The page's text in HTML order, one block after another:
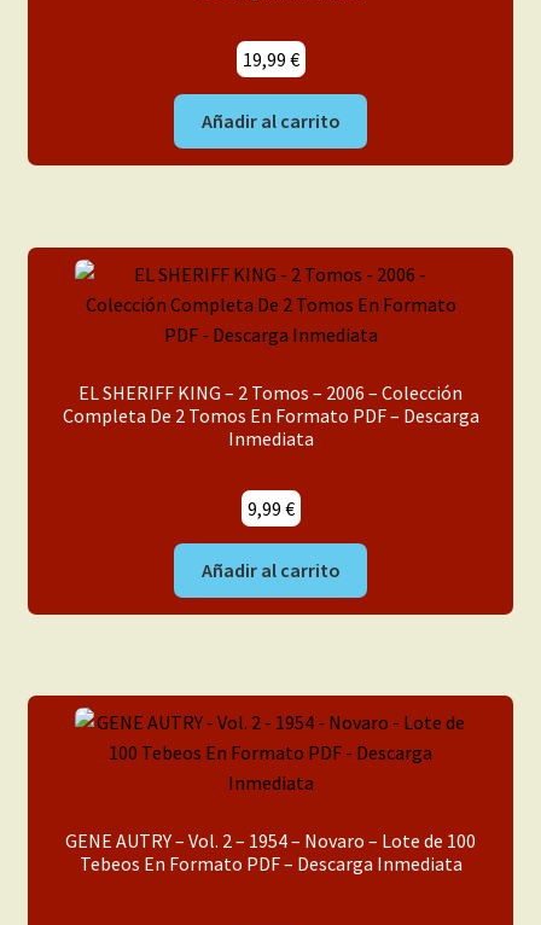
19,99 €
Añadir al carrito
EL SHERIFF KING – 2 Tomos – 2006 – Colección
Completa De 2 Tomos En Formato PDF – Descarga
Inmediata
9,99 €
Añadir al carrito
GENE AUTRY – Vol. 2 – 1954 – Novaro – Lote de 100
Tebeos En Formato PDF – Descarga Inmediata